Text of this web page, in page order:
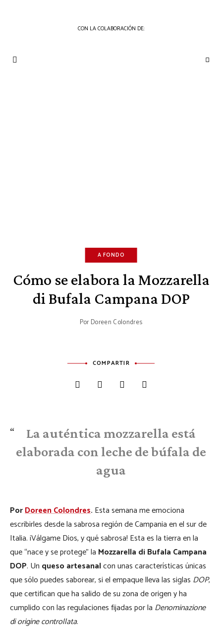
CON LA COLABORACIÓN DE:
A FONDO
Cómo se elabora la Mozzarella
di Bufala Campana DOP
Por Doreen Colondres
COMPARTIR
La auténtica mozzarella está
elaborada con leche de búfala de
agua
PorDoreen Colondres. Esta semana me emociona
escribirles desde la sabrosa región de Campania en el sur de
Italia. ¡Válgame Dios, y qué sabrosa! Esta es la tierra en la
que “nace y se protege” la Mozzarella di Bufala Campana
DOP. Un queso artesanalcon unas características únicas
que sólo puedes saborear, si el empaque lleva las siglas DOP,
que certifican que ha salido de su zona de origen y ha
cumplido con las regulaciones fijadas por la Denominazione
di origine controllata.